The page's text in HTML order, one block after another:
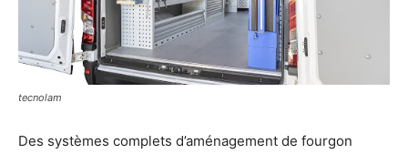
tecnolam
Des systèmes complets d’aménagement de fourgon